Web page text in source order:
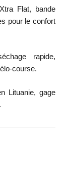
Flat, bande
pour le confort
rapide,
course.
Lituanie, gage